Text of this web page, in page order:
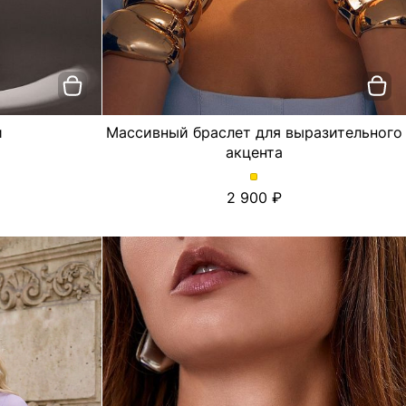
Массивный браслет для выразительного
акцента
Массивный
браслет
выразительного
Цвет
2 900